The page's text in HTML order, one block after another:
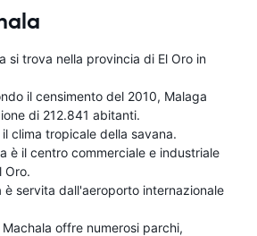
si trova nella provincia di El Oro in
il censimento del 2010, Malaga
di 212.841 abitanti.
clima tropicale della savana.
è il centro commerciale e industriale
Oro.
è servita dall'aeroporto internazionale
Machala offre numerosi parchi,